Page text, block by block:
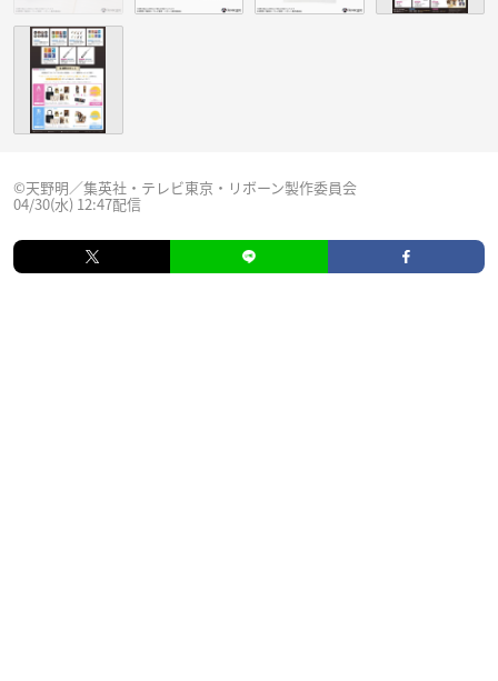
©︎天野明／集英社・テレビ東京・リボーン製作委員会
04/30(水) 12:47配信